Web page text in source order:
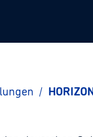
/